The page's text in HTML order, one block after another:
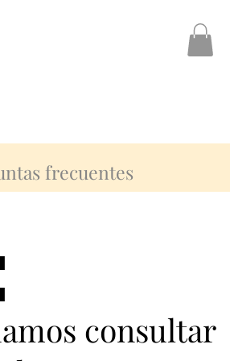
frecuentes
consultar